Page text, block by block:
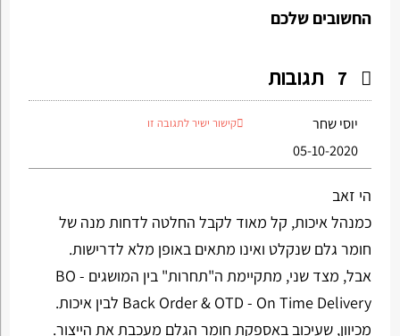
החשובים שלכם
7 תגובות
יוסי שחר
05-10-2020
קישור ישיר לתגובה זו
הי זאב
כמנהל איכות, קל מאוד לקבל החלטה לדחות מנה של
חומר גלם שנקלט ואינו מתאים באופן מלא לדרישות.
אבל, מצד שני, מתקיימת ה"תחרות" בין המושגים BO -
Back Order & OTD - On Time Delivery לבין איכות.
מכיוון, שעיכוב באספקת חומר הגלם מעכבת את הייצור.